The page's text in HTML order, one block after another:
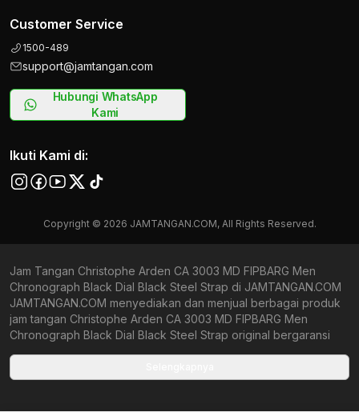
Customer Service
1500-489
support@jamtangan.com
Hubungi WhatsApp
Kami
Ikuti Kami di:
Copyright © 2026 JAMTANGAN.COM, All Rights Reserved.
Jam Tangan Christophe Arden CA 3003 MD FIPBARG Men
Chronograph Black Dial Black Steel Strap di JAMTANGAN.COM
JAMTANGAN.COM menyediakan dan menjual berbagai produk
jam tangan Christophe Arden CA 3003 MD FIPBARG Men
Chronograph Black Dial Black Steel Strap original bergaransi
pelanggan. JAMTANGAN.COM menjamin produk-produk yang